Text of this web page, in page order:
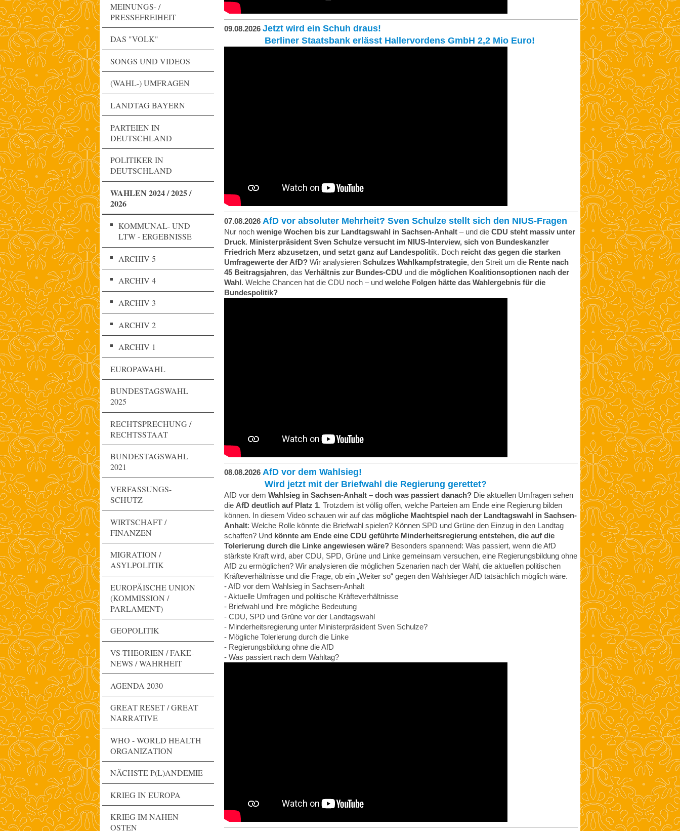
MEINUNGS- /
PRESSEFREIHEIT
DAS "VOLK"
SONGS UND VIDEOS
(WAHL-) UMFRAGEN
LANDTAG BAYERN
PARTEIEN IN
DEUTSCHLAND
POLITIKER IN
DEUTSCHLAND
WAHLEN 2024 / 2025 /
2026
KOMMUNAL- UND
LTW - ERGEBNISSE
ARCHIV 5
ARCHIV 4
ARCHIV 3
ARCHIV 2
ARCHIV 1
EUROPAWAHL
BUNDESTAGSWAHL
2025
RECHTSPRECHUNG /
RECHTSSTAAT
BUNDESTAGSWAHL
2021
VERFASSUNGS-
SCHUTZ
WIRTSCHAFT /
FINANZEN
MIGRATION /
ASYLPOLITIK
EUROPÄISCHE UNION
(KOMMISSION /
PARLAMENT)
GEOPOLITIK
VS-THEORIEN / FAKE-
NEWS / WAHRHEIT
AGENDA 2030
GREAT RESET / GREAT
NARRATIVE
WHO - WORLD HEALTH
ORGANIZATION
NÄCHSTE P(L)ANDEMIE
KRIEG IN EUROPA
KRIEG IM NAHEN
OSTEN
09.08.2026 Jetzt wird ein Schuh draus!
Berliner Staatsbank erlässt Hallervordens GmbH 2,2 Mio Euro!
07.08.2026 AfD vor absoluter Mehrheit? Sven Schulze stellt sich den NIUS-Fragen
Nur noch wenige Wochen bis zur Landtagswahl in Sachsen-Anhalt– und die CDU steht massiv unter
Druck. Ministerpräsident Sven Schulze versucht im NIUS-Interview, sich von Bundeskanzler
Friedrich Merz abzusetzen, und setzt ganz auf Landespolitik. Doch reicht das gegen die starken
Umfragewerte der AfD?Wir analysieren Schulzes Wahlkampfstrategie, den Streit um die Rente nach
45 Beitragsjahren, das Verhältnis zur Bundes-CDU und die möglichen Koalitionsoptionen nach der
Wahl. Welche Chancen hat die CDU noch – und welche Folgen hätte das Wahlergebnis für die
Bundespolitik?
08.08.2026 AfD vor dem Wahlsieg!
Wird jetzt mit der Briefwahl die Regierung gerettet?
AfD vor dem Wahlsieg in Sachsen-Anhalt – doch was passiert danach?Die aktuellen Umfragen sehen
die AfD deutlich auf Platz 1. Trotzdem ist völlig offen, welche Parteien am Ende eine Regierung bilden
können. In diesem Video schauen wir auf das mögliche Machtspiel nach der Landtagswahl in Sachsen-
Anhalt: Welche Rolle könnte die Briefwahl spielen? Können SPD und Grüne den Einzug in den Landtag
schaffen? Und könnte am Ende eine CDU geführte Minderheitsregierung entstehen, die auf die
Tolerierung durch die Linke angewiesen wäre?Besonders spannend: Was passiert, wenn die AfD
stärkste Kraft wird, aber CDU, SPD, Grüne und Linke gemeinsam versuchen, eine Regierungsbildung ohne
AfD zu ermöglichen? Wir analysieren die möglichen Szenarien nach der Wahl, die aktuellen politischen
Kräfteverhältnisse und die Frage, ob ein „Weiter so“ gegen den Wahlsieger AfD tatsächlich möglich wäre.
- AfD vor dem Wahlsieg in Sachsen-Anhalt
- Aktuelle Umfragen und politische Kräfteverhältnisse
- Briefwahl und ihre mögliche Bedeutung
- CDU, SPD und Grüne vor der Landtagswahl
- Minderheitsregierung unter Ministerpräsident Sven Schulze?
- Mögliche Tolerierung durch die Linke
- Regierungsbildung ohne die AfD
- Was passiert nach dem Wahltag?